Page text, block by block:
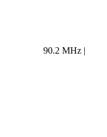
90.2 MHz |